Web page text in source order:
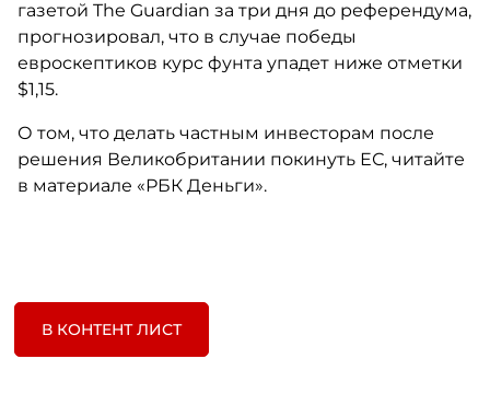
газетой The Guardian за три дня до референдума,
прогнозировал, что в случае победы
евроскептиков курс фунта упадет ниже отметки
$1,15.
О том, что делать частным инвесторам после
решения Великобритании покинуть ЕС, читайте
в материале «РБК Деньги».
В КОНТЕНТ ЛИСТ